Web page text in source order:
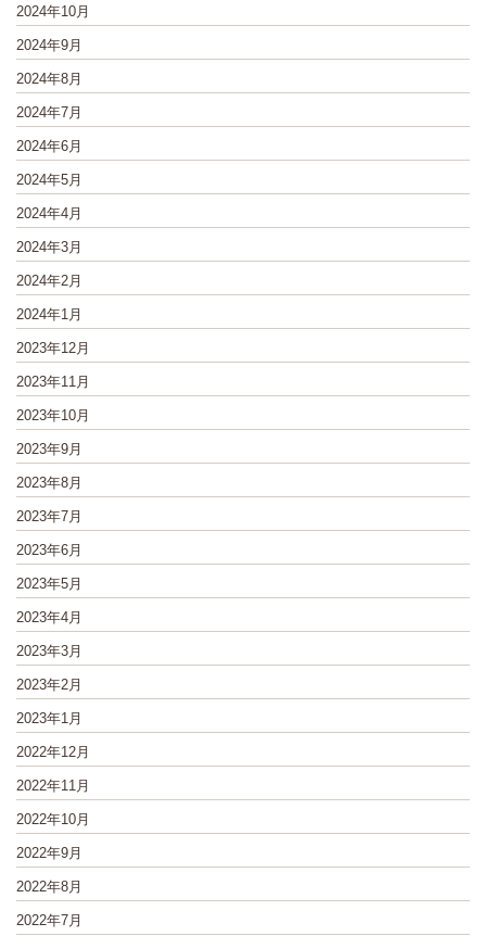
2024年10月
2024年9月
2024年8月
2024年7月
2024年6月
2024年5月
2024年4月
2024年3月
2024年2月
2024年1月
2023年12月
2023年11月
2023年10月
2023年9月
2023年8月
2023年7月
2023年6月
2023年5月
2023年4月
2023年3月
2023年2月
2023年1月
2022年12月
2022年11月
2022年10月
2022年9月
2022年8月
2022年7月